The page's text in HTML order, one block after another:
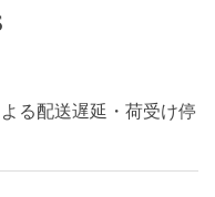
る配送遅延・荷受け停